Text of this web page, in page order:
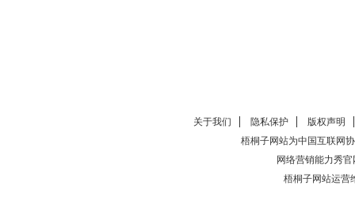
关于我们 隐私保护
版权声明
梧桐子网站为中国互联网
网络营销能力秀官
梧桐子网站运营